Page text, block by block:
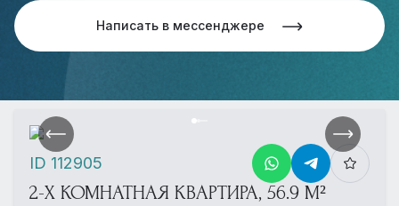
Написать в мессенджере
2-Х КОМНАТНАЯ КВАРТИРА, 56.9 М²
ID 112905